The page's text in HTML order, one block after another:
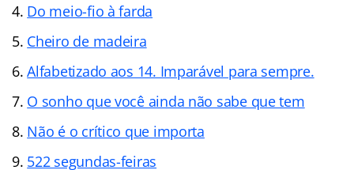
Do meio-fio à farda
Cheiro de madeira
Alfabetizado aos 14. Imparável para sempre.
O sonho que você ainda não sabe que tem
Não é o crítico que importa
522 segundas-feiras